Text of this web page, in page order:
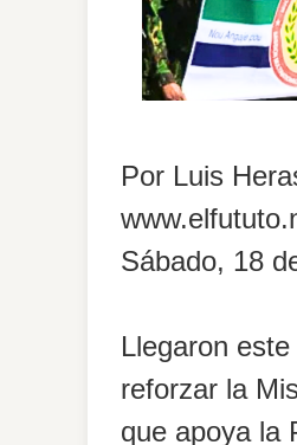
Por Luis
Sábado, 18
Llegaron
reforzar la
que apoya la